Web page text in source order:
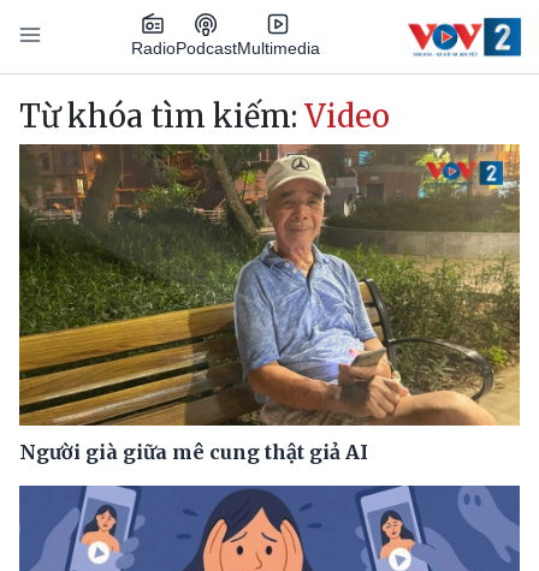
Nhảy đến nội dung
RadioPodcastMultimedia
Main navigation
Từ khóa tìm kiếm: Video
Người già giữa mê cung thật giả AI